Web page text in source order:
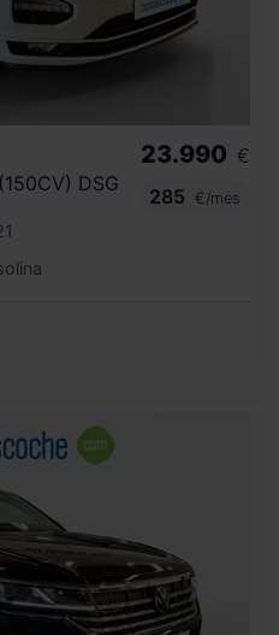
DSG
23.990 €
285
€/mes